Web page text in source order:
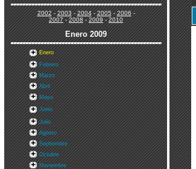
2002-2003-2004-2005-2006-
2007-2008-2009-2010
Enero2009
Enero
Febrero
Marzo
Abril
Mayo
Junio
Julio
Agosto
Septiembre
Octubre
Noviembre